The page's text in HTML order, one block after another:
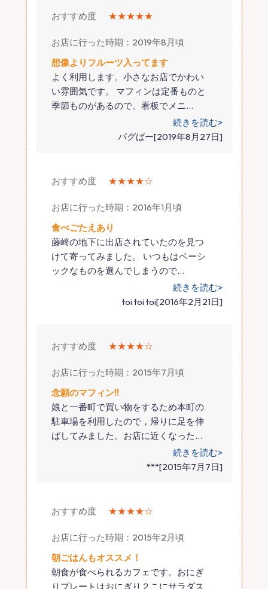
おすすめ度 ★★★★★
お店に行った時期：2019年8月頃
想像よりフルーツ入ってます
よく利用します。小さなお店でかわい
い雰囲気です。 マフィンは定番ものと
季節ものがあるので、看板でメニ…
続きを読む>
パグばー[2019年8月27日]
おすすめ度 ★★★★☆
お店に行った時期：2016年1月頃
食べごたえあり
藤崎の地下に出店されていたのを見つ
けて寄ってみました。 いつもはベーシ
ックなものを選んでしまうので…
続きを読む>
toi toi toi[2016年2月21日]
おすすめ度 ★★★★☆
お店に行った時期：2015年7月頃
念願のマフィン!!
娘と一番町で買い物をするため本町の
駐車場を利用したので，帰りに足を伸
ばしてみました。お店に近くなった…
続きを読む>
***[2015年7月7日]
おすすめ度 ★★★★☆
お店に行った時期：2015年2月頃
朝ごはんもオススメ！
朝食が食べられるカフェです。おにぎ
りプレートはおにぎり２こにサラダス